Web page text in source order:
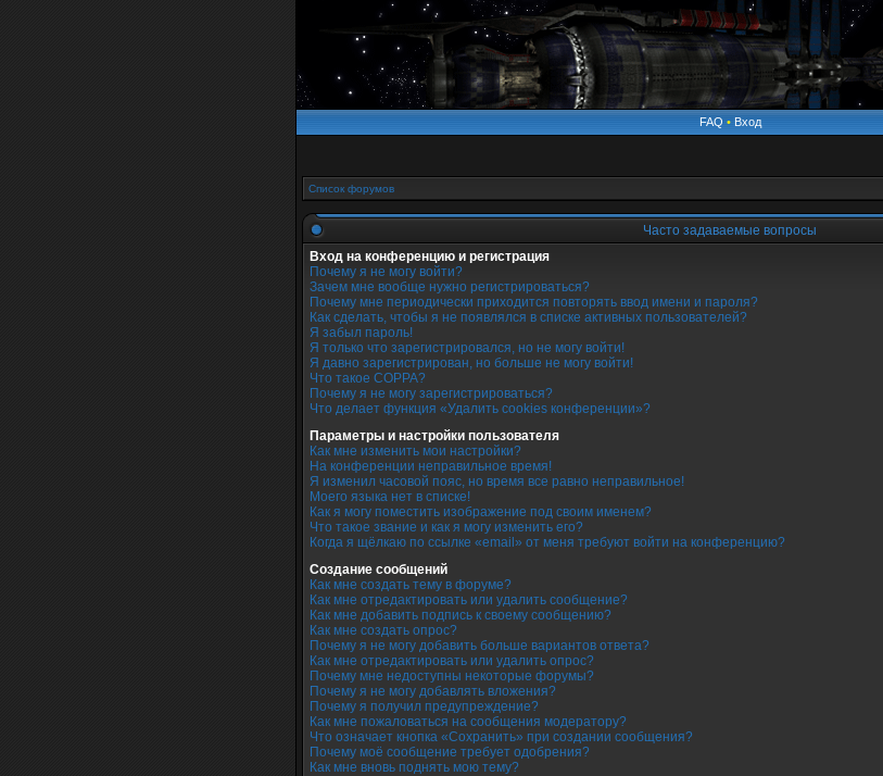
FAQ • Вход
Список форумов
Часто задаваемые вопросы
Вход на конференцию и регистрация
Почему я не могу войти?
Зачем мне вообще нужно регистрироваться?
Почему мне периодически приходится повторять ввод имени и пароля?
Как сделать, чтобы я не появлялся в списке активных пользователей?
Я забыл пароль!
Я только что зарегистрировался, но не могу войти!
Я давно зарегистрирован, но больше не могу войти!
Что такое COPPA?
Почему я не могу зарегистрироваться?
Что делает функция «Удалить cookies конференции»?
Параметры и настройки пользователя
Как мне изменить мои настройки?
На конференции неправильное время!
Я изменил часовой пояс, но время все равно неправильное!
Моего языка нет в списке!
Как я могу поместить изображение под своим именем?
Что такое звание и как я могу изменить его?
Когда я щёлкаю по ссылке «email» от меня требуют войти на конференцию?
Создание сообщений
Как мне создать тему в форуме?
Как мне отредактировать или удалить сообщение?
Как мне добавить подпись к своему сообщению?
Как мне создать опрос?
Почему я не могу добавить больше вариантов ответа?
Как мне отредактировать или удалить опрос?
Почему мне недоступны некоторые форумы?
Почему я не могу добавлять вложения?
Почему я получил предупреждение?
Как мне пожаловаться на сообщения модератору?
Что означает кнопка «Сохранить» при создании сообщения?
Почему моё сообщение требует одобрения?
Как мне вновь поднять мою тему?